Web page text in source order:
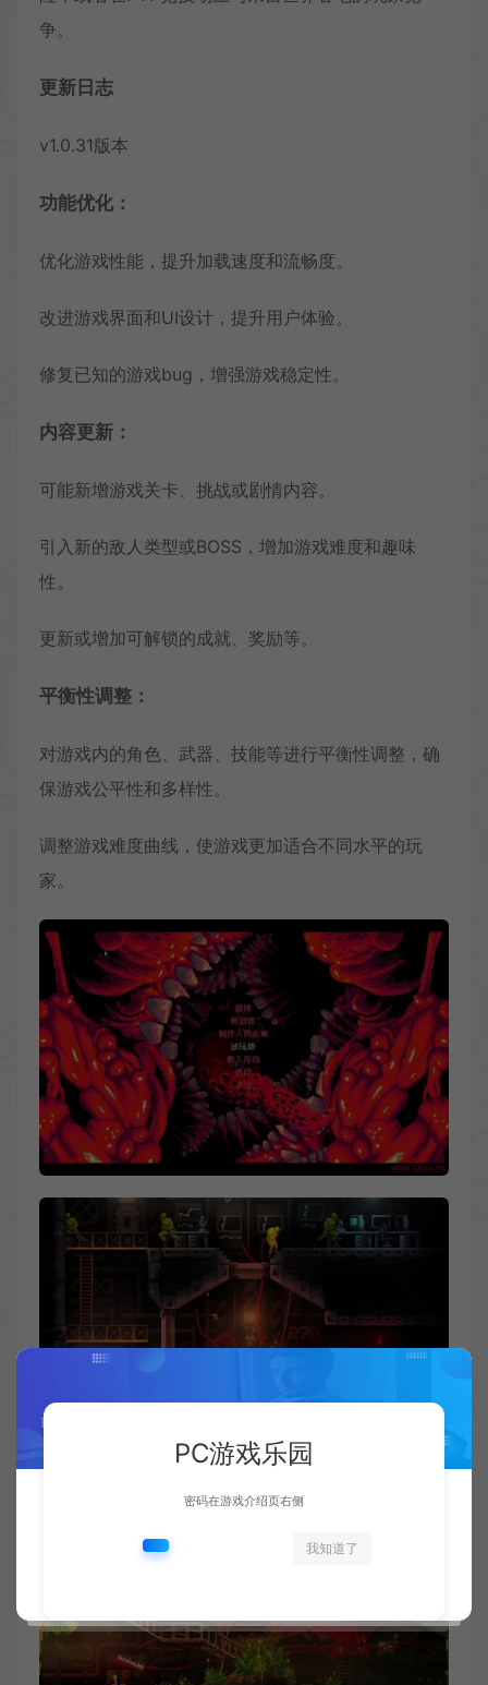
争。
更新日志
v1.0.31版本
功能优化：
优化游戏性能，提升加载速度和流畅度。
改进游戏界面和UI设计，提升用户体验。
修复已知的游戏bug，增强游戏稳定性。
内容更新：
可能新增游戏关卡、挑战或剧情内容。
引入新的敌人类型或BOSS，增加游戏难度和趣味
性。
更新或增加可解锁的成就、奖励等。
平衡性调整：
对游戏内的角色、武器、技能等进行平衡性调整，确
保游戏公平性和多样性。
调整游戏难度曲线，使游戏更加适合不同水平的玩
家。
PC游戏乐园
密码在游戏介绍页右侧
我知道了